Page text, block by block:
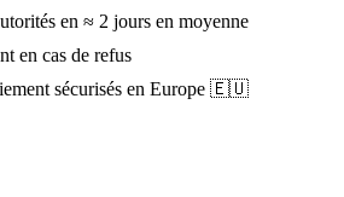
en ≈ 2 jours en moyenne
en cas de refus
sécurisés en Europe 🇪🇺